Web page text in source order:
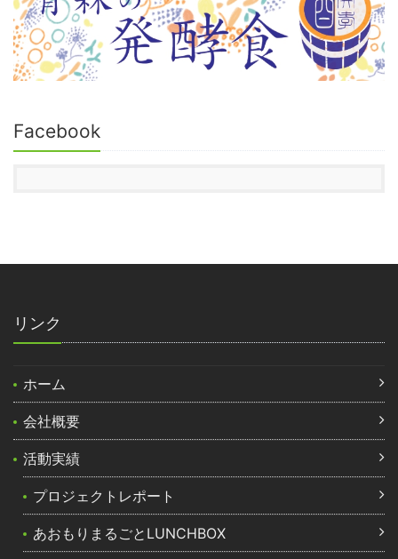
Facebook
リンク
ホーム
会社概要
活動実績
プロジェクトレポート
あおもりまるごとLUNCHBOX